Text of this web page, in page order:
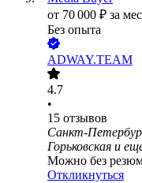
от 70 000 ₽ за
Без опыта
ADWAY.TEAM
4.7
•
15 отзывов
Санкт-
Горьковская и
Можно без
Откликнуться